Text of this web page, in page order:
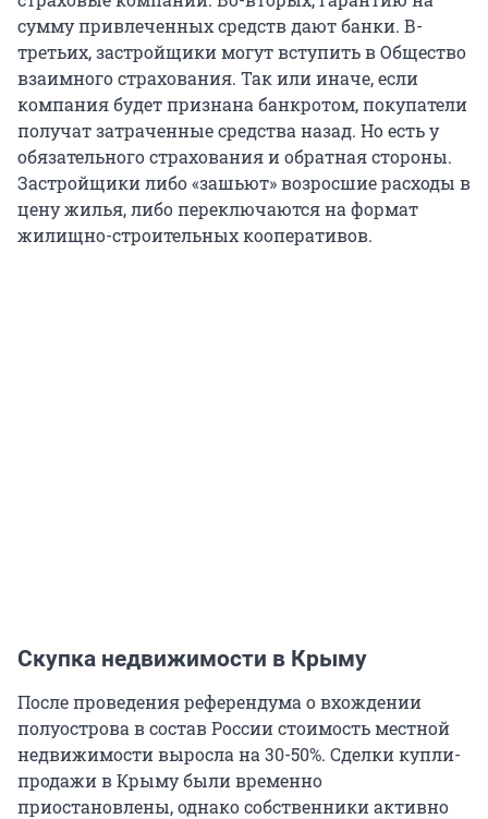
сумму привлеченных средств дают банки. В-
третьих, застройщики могут вступить в Общество
взаимного страхования. Так или иначе, если
компания будет признана банкротом, покупатели
получат затраченные средства назад. Но есть у
обязательного страхования и обратная стороны.
Застройщики либо «зашьют» возросшие расходы в
цену жилья, либо переключаются на формат
жилищно-строительных кооперативов.
Скупка недвижимости в Крыму
После проведения референдума о вхождении
полуострова в состав России стоимость местной
недвижимости выросла на 30-50%. Сделки купли-
продажи в Крыму были временно
приостановлены, однако собственники активно